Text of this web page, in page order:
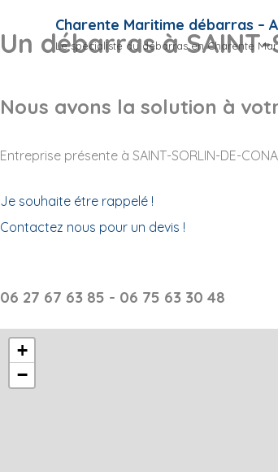
to
Charente Maritime débarras –
Le spécialiste du débarras en Charente
Un débarras à SAINT-
Nous avons la solution à
Entreprise présente à SAINT-SORLIN-DE-
Je souhaite étre rappelé !
Contactez nous pour un devis !
06 27 67 63 85 - 06 75 63 30 48
+
−